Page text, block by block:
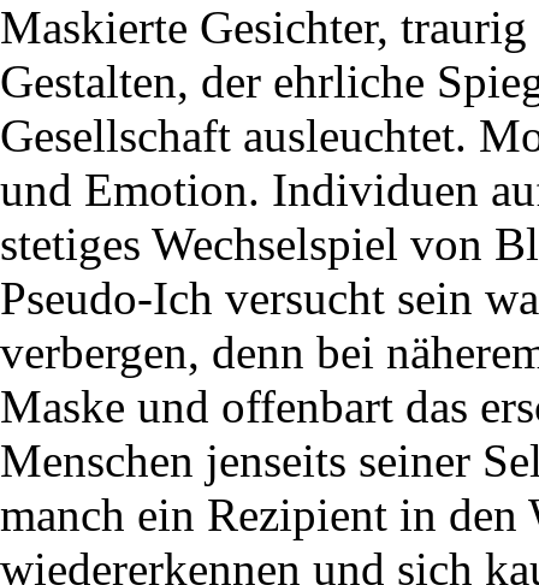
Maskierte Gesichter,
Gestalten, der ehrliche
Gesellschaft ausleuchtet.
und Emotion. Individuen
stetiges Wechselspiel von
Pseudo-Ich versucht sein
verbergen, denn bei
Maske und offenbart das
Menschen jenseits seiner
manch ein Rezipient in den
wiedererkennen und sich